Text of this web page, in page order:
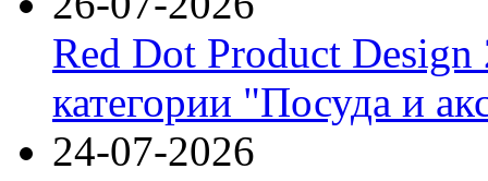
Red Dot Product Design
категории "Посуда и
24-07-2026